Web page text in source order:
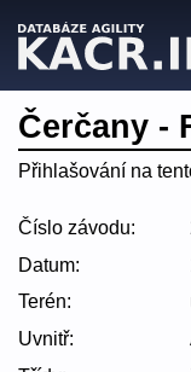
Čerčany -
Přihlašování na
Číslo závodu:
Datum:
Terén:
Uvnitř: